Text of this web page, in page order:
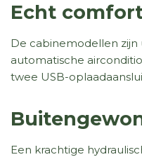
Echt
De cabinemodellen
automatische
twee USB-
Een krachtige